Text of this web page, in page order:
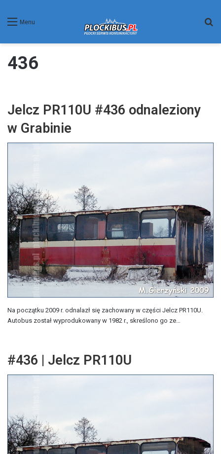
Menu
436
Jelcz PR110U #436 odnaleziony
w Grabinie
Na początku 2009 r. odnalazł się zachowany w części Jelcz PR110U.
Autobus został wyprodukowany w 1982 r., skreślono go ze…
#436 | Jelcz PR110U